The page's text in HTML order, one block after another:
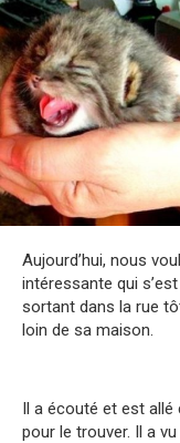
Aujourd’hui, nous
intéressante qui
sortant dans la rue
loin de sa maison.
Il a écouté et est allé
pour le trouver. Il a